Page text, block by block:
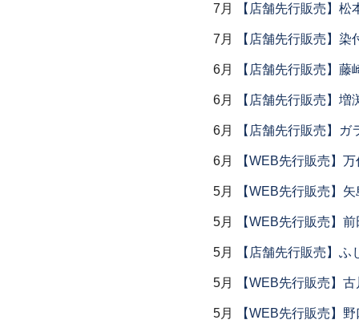
7月 【店舗先行販売】松
7月 【店舗先行販売】染
6月 【店舗先行販売】
6月 【店舗先行販売】増
6月 【店舗先行販売】ガ
6月 【WEB先行販売】
5月 【WEB先行販売】
5月 【WEB先行販売】
5月 【店舗先行販売】ふ
5月 【WEB先行販売】
5月 【WEB先行販売】